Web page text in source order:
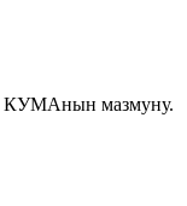
КУМАнын мазмуну.